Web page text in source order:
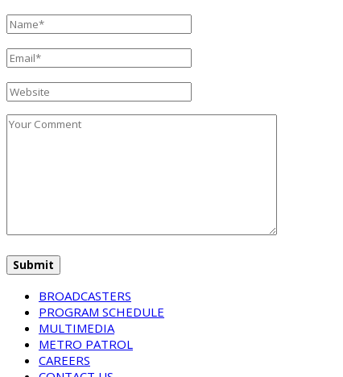
BROADCASTERS
PROGRAM SCHEDULE
MULTIMEDIA
METRO PATROL
CAREERS